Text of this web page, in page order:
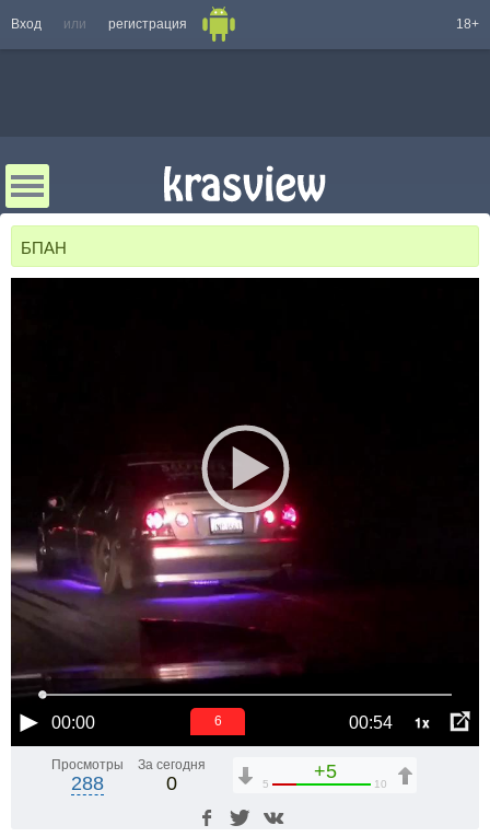
Вход или регистрация 18+
БПАН
00:00 00:54 1x
5
Просмотры
288
За сегодня
0
+5
5 10